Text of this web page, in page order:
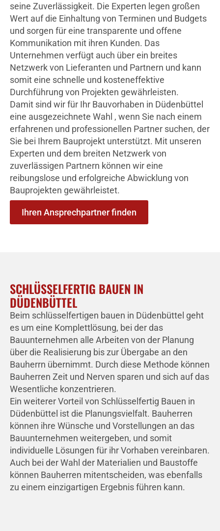
seine Zuverlässigkeit. Die Experten legen großen
Wert auf die Einhaltung von Terminen und Budgets
und sorgen für eine transparente und offene
Kommunikation mit ihren Kunden. Das
Unternehmen verfügt auch über ein breites
Netzwerk von Lieferanten und Partnern und kann
somit eine schnelle und kosteneffektive
Durchführung von Projekten gewährleisten.
Damit sind wir für Ihr Bauvorhaben in Düdenbüttel
eine ausgezeichnete Wahl , wenn Sie nach einem
erfahrenen und professionellen Partner suchen, der
Sie bei Ihrem Bauprojekt unterstützt. Mit unseren
Experten und dem breiten Netzwerk von
zuverlässigen Partnern können wir eine
reibungslose und erfolgreiche Abwicklung von
Bauprojekten gewährleistet.
Ihren Ansprechpartner finden
SCHLÜSSELFERTIG BAUEN IN
DÜDENBÜTTEL
Beim schlüsselfertigen bauen in Düdenbüttel geht
es um eine Komplettlösung, bei der das
Bauunternehmen alle Arbeiten von der Planung
über die Realisierung bis zur Übergabe an den
Bauherrn übernimmt. Durch diese Methode können
Bauherren Zeit und Nerven sparen und sich auf das
Wesentliche konzentrieren.
Ein weiterer Vorteil von Schlüsselfertig Bauen in
Düdenbüttel ist die Planungsvielfalt. Bauherren
können ihre Wünsche und Vorstellungen an das
Bauunternehmen weitergeben, und somit
individuelle Lösungen für ihr Vorhaben vereinbaren.
Auch bei der Wahl der Materialien und Baustoffe
können Bauherren mitentscheiden, was ebenfalls
zu einem einzigartigen Ergebnis führen kann.